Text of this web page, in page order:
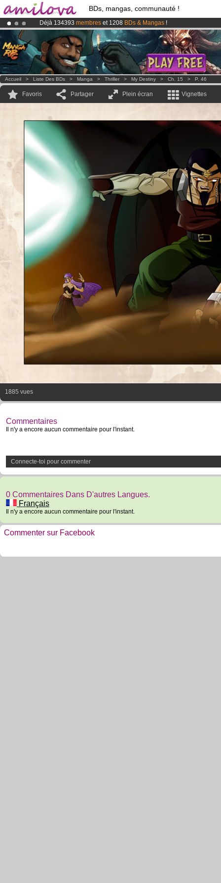
BDs, mangas, communauté !
Déjà 134393 membres et 1208 BDs & Mangas !
LeKickstarter Amilova est désormais lancé!.
Abonnement premium: à partir de
3.95 eurospar mois !Clique ici
Accueil > Liste Des BDs > Manga > Thriller > My Destiny > Ch. 15 > P. 46
Favoris Partager Plein écran Vignettes
1885 vues
Commentaires
Il n'y a encore aucun commentaire pour l'instant.
Connecte-toi pour commenter
0 Commentaires Dans D'autres Langues.
Français
Il n'y a encore aucun commentaire pour l'instant.
Commenter sur Facebook